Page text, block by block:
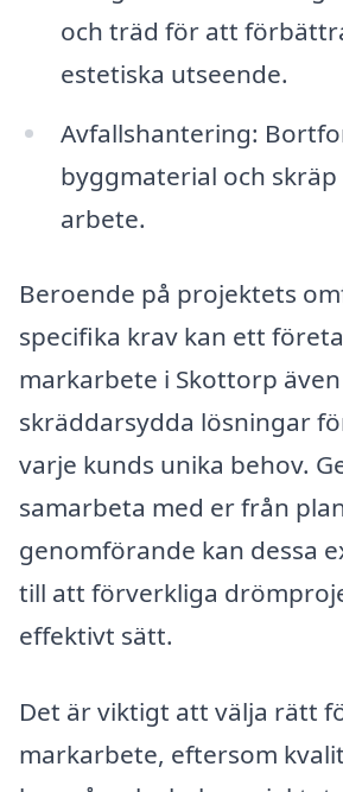
och träd för att
estetiska utseende.
Avfallshantering:
byggmaterial och
arbete.
Beroende på projektets
specifika krav kan ett
markarbete i Skottorp
skräddarsydda lösningar
varje kunds unika behov.
samarbeta med er från
genomförande kan dessa
till att förverkliga
effektivt sätt.
Det är viktigt att välja rätt
markarbete, eftersom